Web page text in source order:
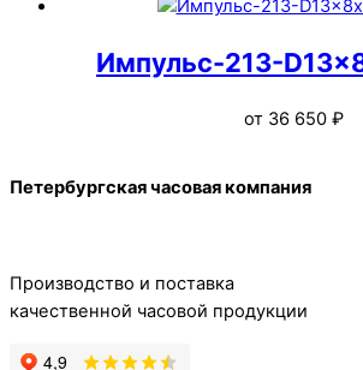
Импульс-213-
от 36 650 ₽
To
Петербургская часовая компания
Производство и поставка
качественной часовой продукции